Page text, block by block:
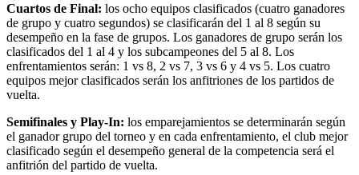
Cuartos de Final: los ocho equipos clasificados (cuatro ganadores
de grupo y cuatro segundos) se clasificarán del 1 al 8 según su
desempeño en la fase de grupos. Los ganadores de grupo serán los
clasificados del 1 al 4 y los subcampeones del 5 al 8. Los
enfrentamientos serán: 1 vs 8, 2 vs 7, 3 vs 6 y 4 vs 5. Los cuatro
equipos mejor clasificados serán los anfitriones de los partidos de
vuelta.
Semifinales y Play-In: los emparejamientos se determinarán según
el ganador grupo del torneo y en cada enfrentamiento, el club mejor
clasificado según el desempeño general de la competencia será el
anfitrión del partido de vuelta.